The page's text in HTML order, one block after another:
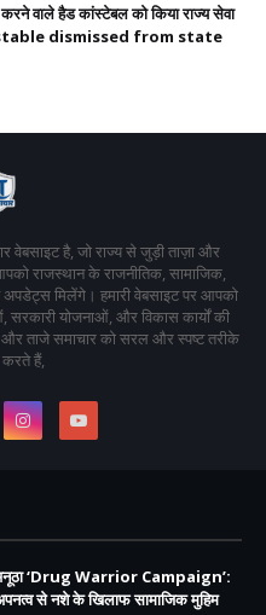
वाले हैड कांस्टेबल को किया राज्य सेवा
dismissed from state
वेबसाइट है, जो राज्य से जुड़ी ताज़ा और
राजस्थान के राजनीतिक, सामाजिक,
अपडेट्स मिलेंगे। हमारी वेबसाइट पर आपको
सरकारी योजनाओं, और विकास कार्यों की
ताजे समाचार को सरल और स्पष्ट तरीके
हैं,
अनूठा ‘Drug Warrior Campaign’:
से नशे के खिलाफ सामाजिक मुहिम